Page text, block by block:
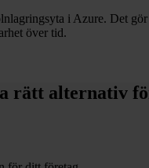
i Azure. Det
över tid.
rätt alternativ